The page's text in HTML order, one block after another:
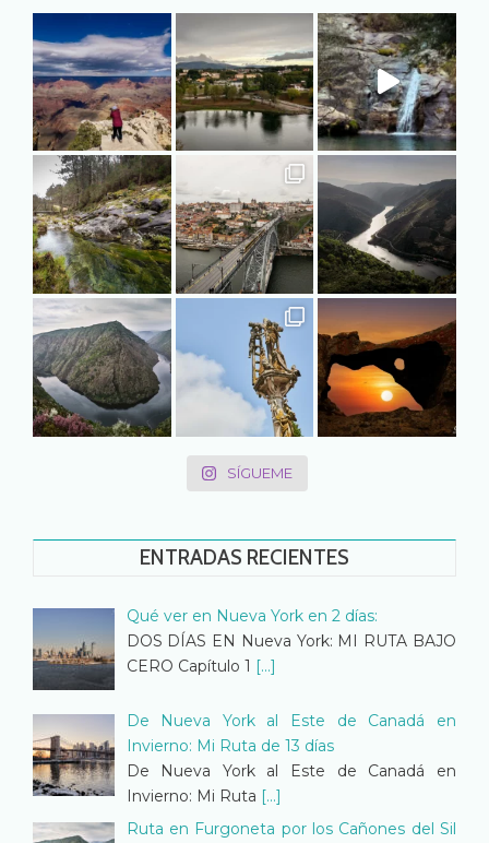
SÍGUEME
ENTRADAS RECIENTES
Qué ver en Nueva York en 2 días:
DOS DÍAS EN Nueva York: MI RUTA BAJO
CERO Capítulo 1 [...]
De Nueva York al Este de Canadá en
Invierno: Mi Ruta de 13 días
De Nueva York al Este de Canadá en
Invierno: Mi Ruta [...]
Ruta en Furgoneta por los Cañones del Sil